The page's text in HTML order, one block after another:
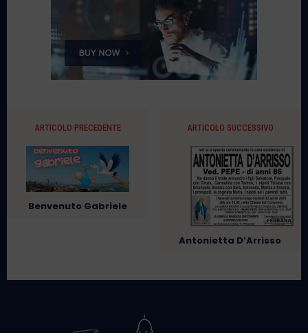
ARTICOLO PRECEDENTE
Benvenuto Gabriele
ARTICOLO SUCCESSIVO
Antonietta D’Arrisso